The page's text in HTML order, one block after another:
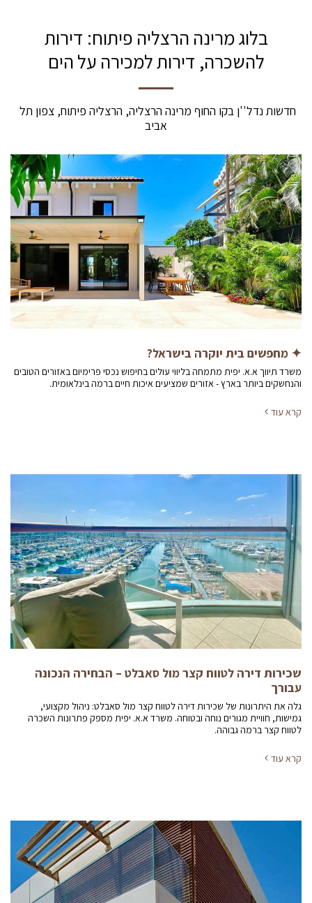
בלוג מרינה הרצליה פיתוח: דירות
להשכרה, דירות למכירה על הים
חדשות נדל''ן בקו החוף מרינה הרצליה, הרצליה פיתוח, צפון תל
אביב
✦ מחפשים בית יוקרה בישראל?
משרד תיווך א.א. יפית מתמחה בליווי עולים בחיפוש נכסי פרימיום באזורים הטובים
והנחשקים ביותר בארץ - אזורים שמציעים איכות חיים ברמה בינלאומית.
קרא עוד
שכירות דירה לטווח קצר מול סאבלט – הבחירה הנכונה
עבורך
גלה את היתרונות של שכירות דירה לטווח קצר מול סאבלט: ניהול מקצועי,
גמישות, חוויית מגורים נוחה ובטוחה. משרד א.א. יפית מספק פתרונות השכרה
לטווח קצר ברמה גבוהה.
קרא עוד